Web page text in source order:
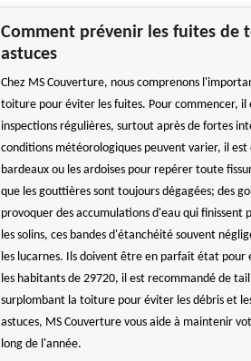
Comment prévenir les fuites de
astuces
Chez MS Couverture, nous comprenons
toiture pour éviter les fuites. Pour commencer, il
inspections régulières, surtout après de fortes
conditions météorologiques peuvent varier, il
bardeaux ou les ardoises pour repérer toute
que les gouttières sont toujours dégagées; des
provoquer des accumulations d'eau qui
les solins, ces bandes d'étanchéité souvent
les lucarnes. Ils doivent être en parfait état
les habitants de 29720, il est recommandé de
surplombant la toiture pour éviter les débris et
astuces, MS Couverture vous aide à maintenir
long de l'année.